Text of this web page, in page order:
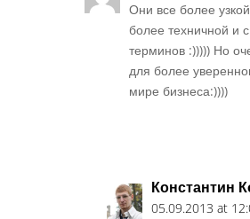
Они все более
более техничной и
терминов :))))) Но
для более
мире бизнеса:))))
Константин
05.09.2013 at